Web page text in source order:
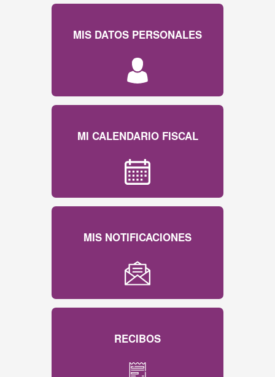
MIS DATOS PERSONALES
MI CALENDARIO FISCAL
MIS NOTIFICACIONES
RECIBOS